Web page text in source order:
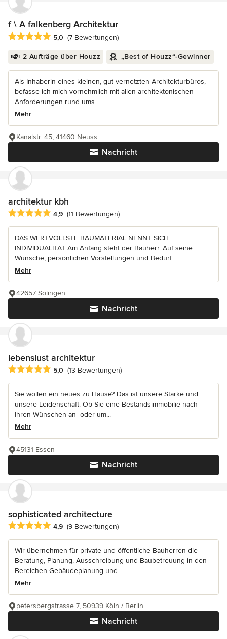
f \ A falkenberg Architektur
Durchschnittliche Bewertung: 5 von 5 Sternen
5,0 (7 Bewertungen)
2 Aufträge über Houzz „Best of Houzz“-Gewinner
Als Inhaberin eines kleinen, gut vernetzten Architekturbüros,
befasse ich mich vornehmlich mit allen architektonischen
Anforderungen rund ums...
Mehr
Nachricht
Kanalstr. 45, 41460 Neuss
architektur kbh
Durchschnittliche Bewertung: 4.9 von 5 Sternen
4,9 (11 Bewertungen)
DAS WERTVOLLSTE BAUMATERIAL NENNT SICH
INDIVIDUALITÄT Am Anfang steht der Bauherr. Auf seine
Wünsche, persönlichen Vorstellungen und Bedürf...
Mehr
Nachricht
42657 Solingen
lebenslust architektur
Durchschnittliche Bewertung: 5 von 5 Sternen
5,0 (13 Bewertungen)
Sie wollen ein neues zu Hause? Das ist unsere Stärke und
unsere Leidenschaft. Ob Sie eine Bestandsimmobilie nach
Ihren Wünschen an- oder um...
Mehr
Nachricht
45131 Essen
sophisticated architecture
Durchschnittliche Bewertung: 4.9 von 5 Sternen
4,9 (9 Bewertungen)
Wir übernehmen für private und öffentliche Bauherren die
Beratung, Planung, Ausschreibung und Baubetreuung in den
Bereichen Gebäudeplanung und...
Mehr
Nachricht
petersbergstrasse 7, 50939 Köln / Berlin